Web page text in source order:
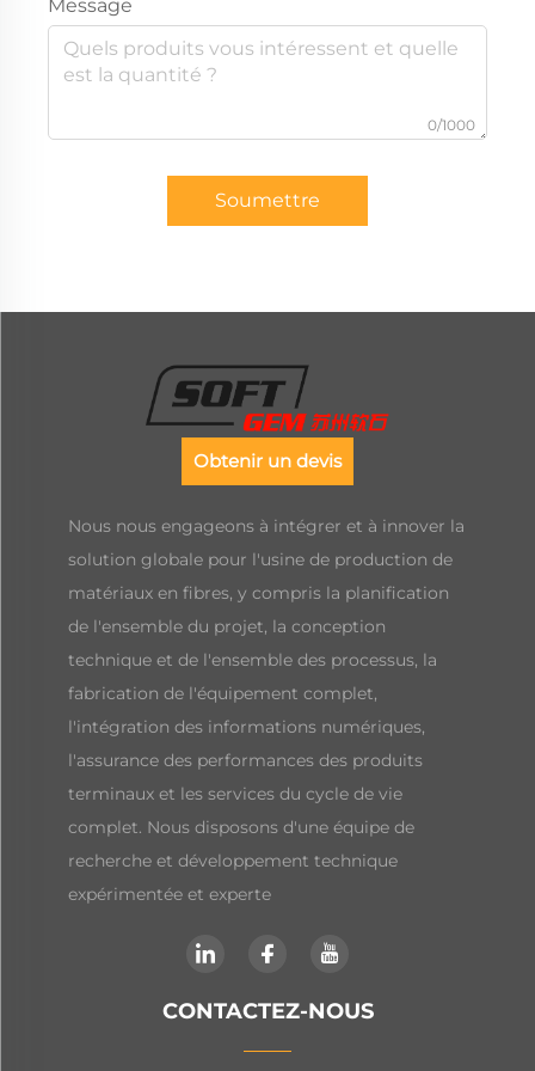
Message
0/1000
Soumettre
Obtenir un devis
Nous nous engageons à intégrer et à innover la
solution globale pour l'usine de production de
matériaux en fibres, y compris la planification
de l'ensemble du projet, la conception
technique et de l'ensemble des processus, la
fabrication de l'équipement complet,
l'intégration des informations numériques,
l'assurance des performances des produits
terminaux et les services du cycle de vie
complet. Nous disposons d'une équipe de
recherche et développement technique
expérimentée et experte
CONTACTEZ-NOUS